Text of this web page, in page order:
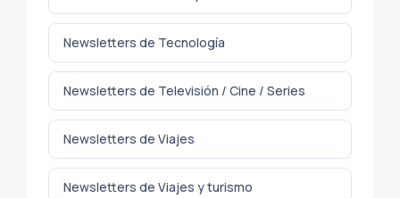
Newsletters de Tecnología
Newsletters de Televisión / Cine / Series
Newsletters de Viajes
Newsletters de Viajes y turismo